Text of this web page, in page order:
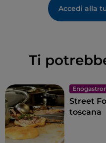
Accedi alla
Ti
Street
toscana